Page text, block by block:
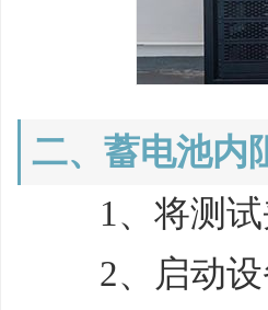
二、蓄电池内
1、将测试
2、启动设